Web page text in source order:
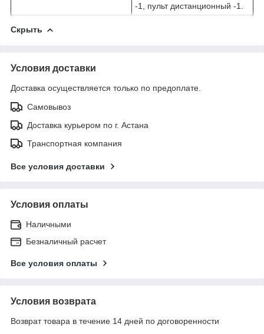
-1, пульт дистанционный -1.
Скрыть
Условия доставки
Доставка осуществляется только по предоплате.
Самовывоз
Доставка курьером по г. Астана
Транспортная компания
Все условия доставки
Условия оплаты
Наличными
Безналичный расчет
Все условия оплаты
Условия возврата
Возврат товара в течение 14 дней по договоренности